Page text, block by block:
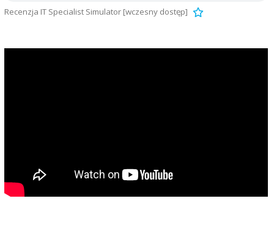
Recenzja IT Specialist Simulator [wczesny dostęp]